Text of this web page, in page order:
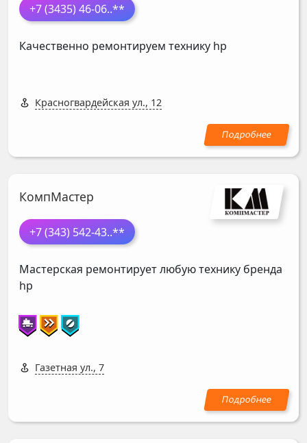
+7 (3435) 46-06..**
Качественно ремонтируем технику hp
Красногвардейская ул., 12
КомпМастер
+7 (343) 542-43..**
Мастерская ремонтирует любую технику бренда
hp
Газетная ул., 7